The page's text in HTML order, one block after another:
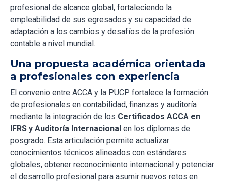
profesional de alcance global, fortaleciendo la
empleabilidad de sus egresados y su capacidad de
adaptación a los cambios y desafíos de la profesión
contable a nivel mundial.
Una propuesta académica orientada
a profesionales con experiencia
El convenio entre ACCA y la PUCP fortalece la formación
de profesionales en contabilidad, finanzas y auditoría
mediante la integración de los Certificados ACCA en
IFRS y Auditoría Internacional en los diplomas de
posgrado. Esta articulación permite actualizar
conocimientos técnicos alineados con estándares
globales, obtener reconocimiento internacional y potenciar
el desarrollo profesional para asumir nuevos retos en